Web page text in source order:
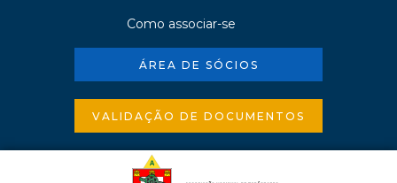
Como associar-se
ÁREA DE SÓCIOS
VALIDAÇÃO DE DOCUMENTOS